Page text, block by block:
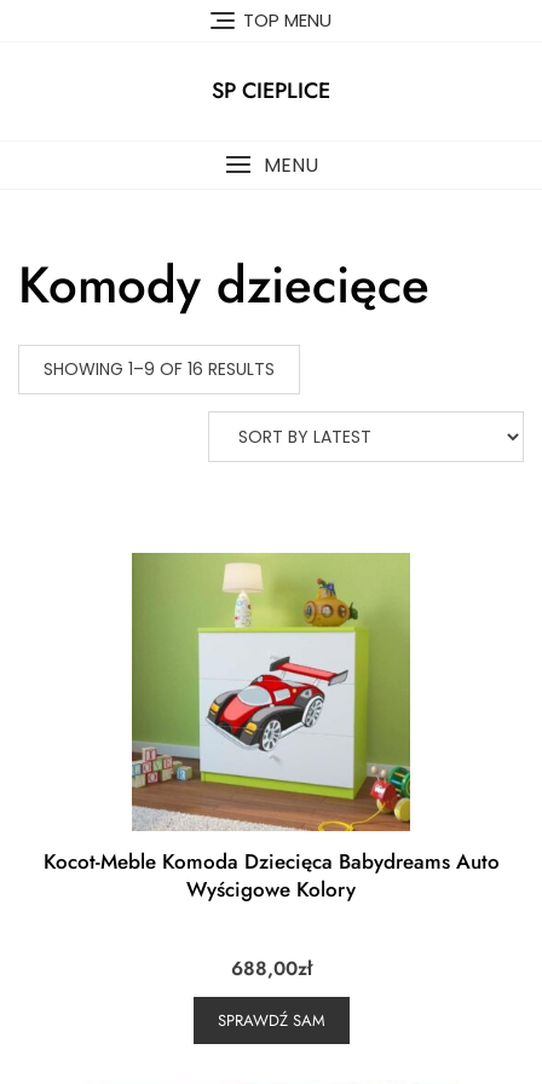
TOP MENU
SP CIEPLICE
MENU
Komody dziecięce
SHOWING 1–9 OF 16 RESULTS
Kocot-Meble Komoda Dziecięca Babydreams Auto
Wyścigowe Kolory
688,00zł
SPRAWDŹ SAM